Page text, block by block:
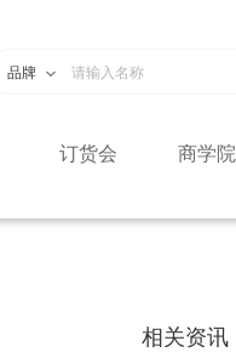
品牌
订货会 商学院
相关资讯